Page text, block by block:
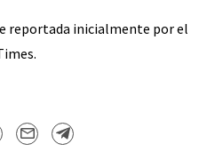
reportada inicialmente por el